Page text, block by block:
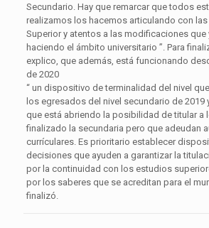
Secundario. Hay que remarcar que todos
realizamos los hacemos articulando con las
Superior y atentos a las modificaciones que
haciendo el ámbito universitario ”. Para
explico, que además, está funcionando
de 2020
“ un dispositivo de terminalidad del nivel
los egresados del nivel secundario de 2019
que está abriendo la posibilidad de titular a
finalizado la secundaria pero que adeudan
currículares. Es prioritario establecer
decisiones que ayuden a garantizar la
por la continuidad con los estudios
por los saberes que se acreditan para el
finalizó.